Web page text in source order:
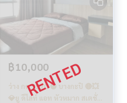
฿10,000
ว่าง กค 2570 🟡 บางกะปิ 🔴💥
💎ยู ดีไลท์ แอท หัวหมาก สเตชั่